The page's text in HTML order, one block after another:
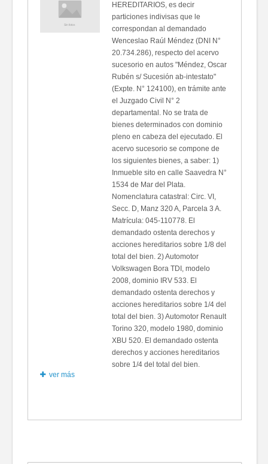
HEREDITARIOS, es decir
particiones indivisas que le
correspondan al demandado
Wenceslao Raúl Méndez (DNI N°
20.734.286), respecto del acervo
sucesorio en autos "Méndez, Oscar
Rubén s/ Sucesión ab-intestato"
(Expte. N° 124100), en trámite ante
el Juzgado Civil N° 2
departamental. No se trata de
bienes determinados con dominio
pleno en cabeza del ejecutado. El
acervo sucesorio se compone de
los siguientes bienes, a saber: 1)
Inmueble sito en calle Saavedra N°
1534 de Mar del Plata.
Nomenclatura catastral: Circ. VI,
Secc. D, Manz 320 A, Parcela 3 A.
Matrícula: 045-110778. El
demandado ostenta derechos y
acciones hereditarios sobre 1/8 del
total del bien. 2) Automotor
Volkswagen Bora TDI, modelo
2008, dominio IRV 533. El
demandado ostenta derechos y
acciones hereditarios sobre 1/4 del
total del bien. 3) Automotor Renault
Torino 320, modelo 1980, dominio
XBU 520. El demandado ostenta
derechos y acciones hereditarios
sobre 1/4 del total del bien.
ver más